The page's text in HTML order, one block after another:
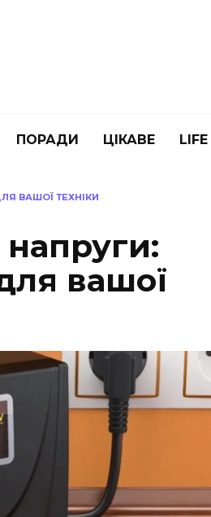
ПОРАДИ ЦІКАВЕ LIFE
ВАШОЇ ТЕХНІКИ
напруги:
вашої